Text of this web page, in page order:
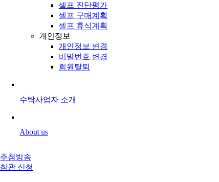
셀프 진단평가
셀프 구매계획
셀프 휴식계획
개인정보
개인정보 변경
비밀번호 변경
회원탈퇴
수탁사업자 소개
About us
추첨방송
참관 신청